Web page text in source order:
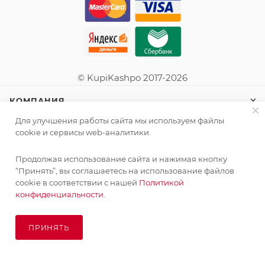
© KupiKashpo 2017-2026
КОМПАНИЯ
ИНФОРМАЦИЯ
ПОМОЩЬ
ПОДПИСАТЬСЯ НА РАССЫЛКУ
Для улучшения работы сайта мы используем файлы
cookie и сервисы web-аналитики.
Продолжая использование сайта и нажимая кнопку
“Принять”, вы соглашаетесь на использование файлов
cookie в соответствии с нашей Политикой
конфиденциальности.
ПРИНЯТЬ